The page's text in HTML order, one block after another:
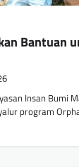
Bantuan
Insan Bumi
program